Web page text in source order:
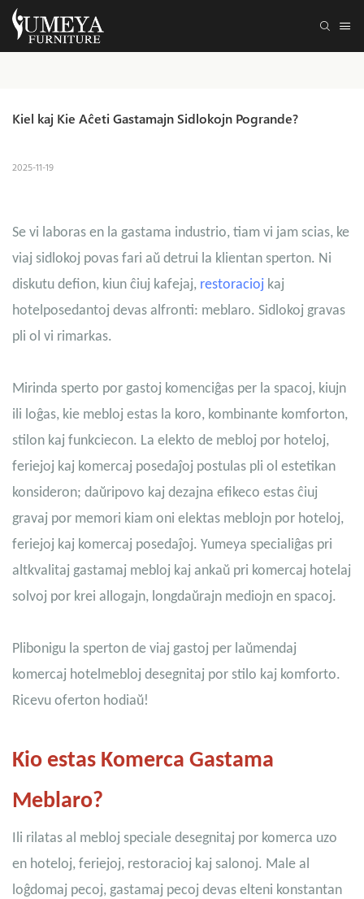
Kiel kaj Kie Aĉeti Gastamajn Sidlokojn Pogrande?
2025-11-19
Se vi laboras en la gastama industrio, tiam vi jam scias, ke
viaj sidlokoj povas fari aŭ detrui la klientan sperton. Ni
diskutu defion, kiun ĉiuj kafejaj, restoracioj kaj
hotelposedantoj devas alfronti: meblaro. Sidlokoj gravas
pli ol vi rimarkas.
Mirinda sperto por gastoj komenciĝas per la spacoj, kiujn
ili loĝas, kie mebloj estas la koro, kombinante komforton,
stilon kaj funkciecon. La elekto de mebloj por hoteloj,
feriejoj kaj komercaj posedaĵoj postulas pli ol estetikan
konsideron; daŭripovo kaj dezajna efikeco estas ĉiuj
gravaj por memori kiam oni elektas meblojn por hoteloj,
feriejoj kaj komercaj posedaĵoj. Yumeya specialiĝas pri
altkvalitaj gastamaj mebloj kaj ankaŭ pri komercaj hotelaj
solvoj por krei allogajn, longdaŭrajn mediojn en spacoj.
Plibonigu la sperton de viaj gastoj per laŭmendaj
komercaj hotelmebloj desegnitaj por stilo kaj komforto.
Ricevu oferton hodiaŭ!
Kio estas Komerca Gastama
Meblaro?
Ili rilatas al mebloj speciale desegnitaj por komerca uzo
en hoteloj, feriejoj, restoracioj kaj salonoj. Male al
loĝdomaj pecoj, gastamaj pecoj devas elteni konstantan